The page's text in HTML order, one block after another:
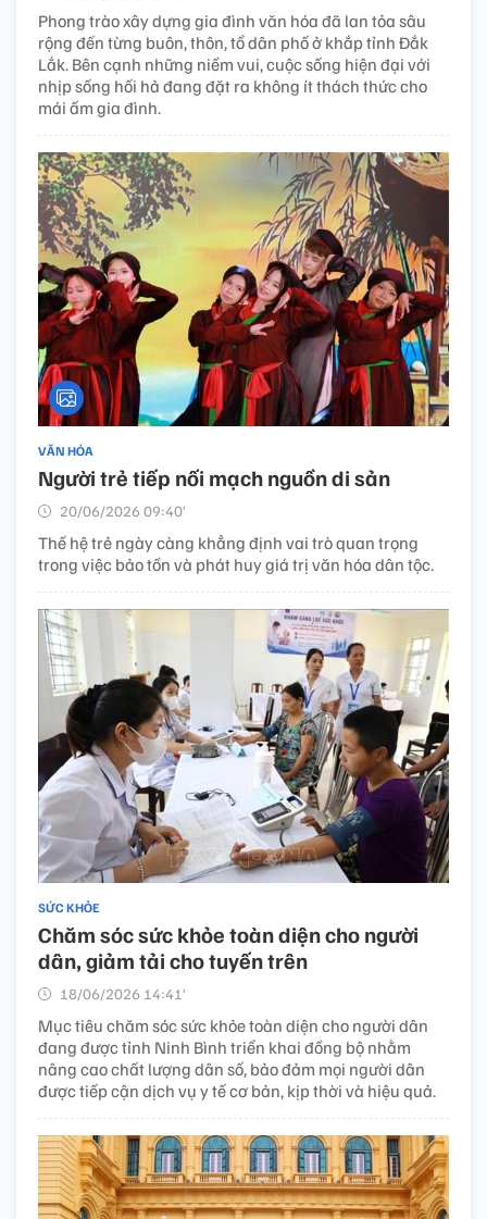
Phong trào xây dựng gia đình văn hóa đã lan tỏa sâu
rộng đến từng buôn, thôn, tổ dân phố ở khắp tỉnh Đắk
Lắk. Bên cạnh những niềm vui, cuộc sống hiện đại với
nhịp sống hối hả đang đặt ra không ít thách thức cho
mái ấm gia đình.
VĂN HÓA
Người trẻ tiếp nối mạch nguồn di sản
20/06/2026 09:40’
Thế hệ trẻ ngày càng khẳng định vai trò quan trọng
trong việc bảo tồn và phát huy giá trị văn hóa dân tộc.
SỨC KHỎE
Chăm sóc sức khỏe toàn diện cho người
dân, giảm tải cho tuyến trên
18/06/2026 14:41’
Mục tiêu chăm sóc sức khỏe toàn diện cho người dân
đang được tỉnh Ninh Bình triển khai đồng bộ nhằm
nâng cao chất lượng dân số, bảo đảm mọi người dân
được tiếp cận dịch vụ y tế cơ bản, kịp thời và hiệu quả.